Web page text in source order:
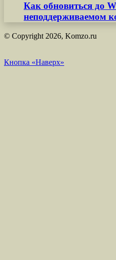
Как обновиться до
неподдерживаемом
© Copyright 2026, Komzo.ru
Кнопка «Наверх»